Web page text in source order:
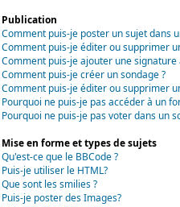
Publication
Comment puis-je poster un sujet dans
Comment puis-je éditer ou supprimer
Comment puis-je ajouter une signature
Comment puis-je créer un sondage ?
Comment puis-je éditer ou supprimer
Pourquoi ne puis-je pas accéder à un
Pourquoi ne puis-je pas voter dans un
Mise en forme et types de sujets
Qu'est-ce que le BBCode ?
Puis-je utiliser le HTML?
Que sont les smilies ?
Puis-je poster des Images?